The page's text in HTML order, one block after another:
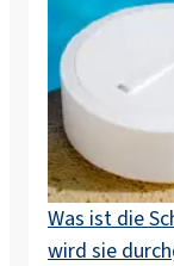
Was ist die
wird sie